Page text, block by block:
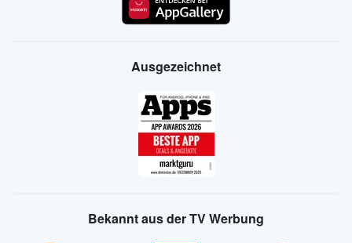
Ausgezeichnet
Bekannt aus der TV Werbung